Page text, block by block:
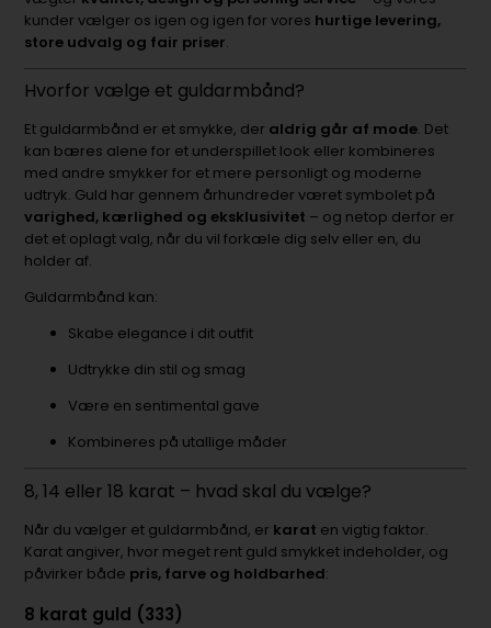
kunder vælger os igen og igen for vores hurtige levering,
store udvalg og fair priser.
Hvorfor vælge et guldarmbånd?
Et guldarmbånd er et smykke, der aldrig går af mode. Det
kan bæres alene for et underspillet look eller kombineres
med andre smykker for et mere personligt og moderne
udtryk. Guld har gennem århundreder været symbolet på
varighed, kærlighed og eksklusivitet – og netop derfor er
det et oplagt valg, når du vil forkæle dig selv eller en, du
holder af.
Guldarmbånd kan:
Skabe elegance i dit outfit
Udtrykke din stil og smag
Være en sentimental gave
Kombineres på utallige måder
8, 14 eller 18 karat – hvad skal du vælge?
Når du vælger et guldarmbånd, er karat en vigtig faktor.
Karat angiver, hvor meget rent guld smykket indeholder, og
påvirker både pris, farve og holdbarhed:
8 karat guld (333)